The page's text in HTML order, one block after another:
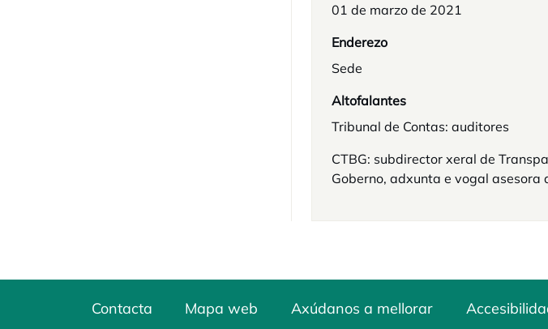
01 de marzo de 2021
Enderezo
Sede
Altofalantes
Tribunal de Contas: auditores
CTBG: subdirector xeral de
Goberno, adxunta e vogal asesora
Contacta Mapa web Axúdanos a mellorar